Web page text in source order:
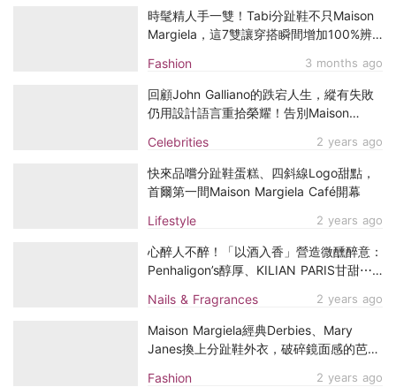
Fashion 3 months ago
時髦精人手一雙！Tabi分趾鞋不只Maison
Margiela，這7雙讓穿搭瞬間增加100%辨
Celebrities 2 years ago
回顧John Galliano的跌宕人生，縱有失敗
仍用設計語言重拾榮耀！告別Maison
Lifestyle 2 years ago
快來品嚐分趾鞋蛋糕、四斜線Logo甜點，
首爾第一間Maison Margiela Café開幕
Nails & Fragrances 2 years ago
心醉人不醉！「以酒入香」營造微醺醉意：
Penhaligon’s醇厚、KILIAN PARIS甘甜⋯
Fashion 2 years ago
Maison Margiela經典Derbies、Mary
Janes換上分趾鞋外衣，破碎鏡面感的芭蕾